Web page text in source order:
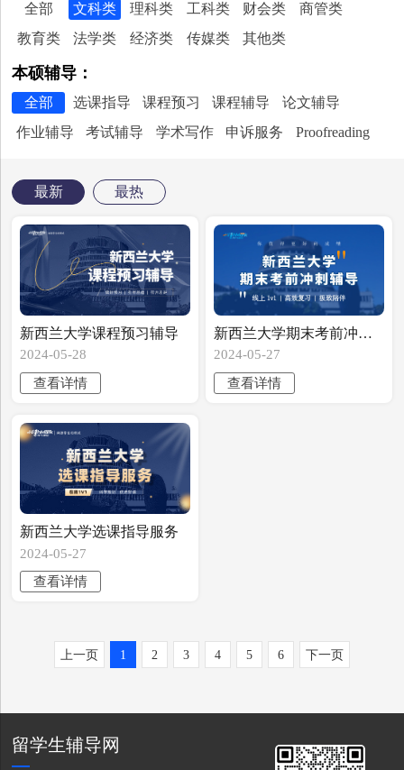
全部 文科类 理科类 工科类 财会类
商管类
教育类
法学类 经济类 传媒类 其他类
本硕辅导：
全部 选课指导 课程预习 课程辅导
论文辅导
作业辅导
考试辅导 学术写作 申诉服务 Proofreading
最新 最热
新西兰大学课程预习辅导
2024-05-28
查看详情
新西兰大学期末考前冲刺辅导
2024-05-27
查看详情
新西兰大学选课指导服务
2024-05-27
查看详情
上一页 1 2 3 4 5 6 下一页
留学生辅导网